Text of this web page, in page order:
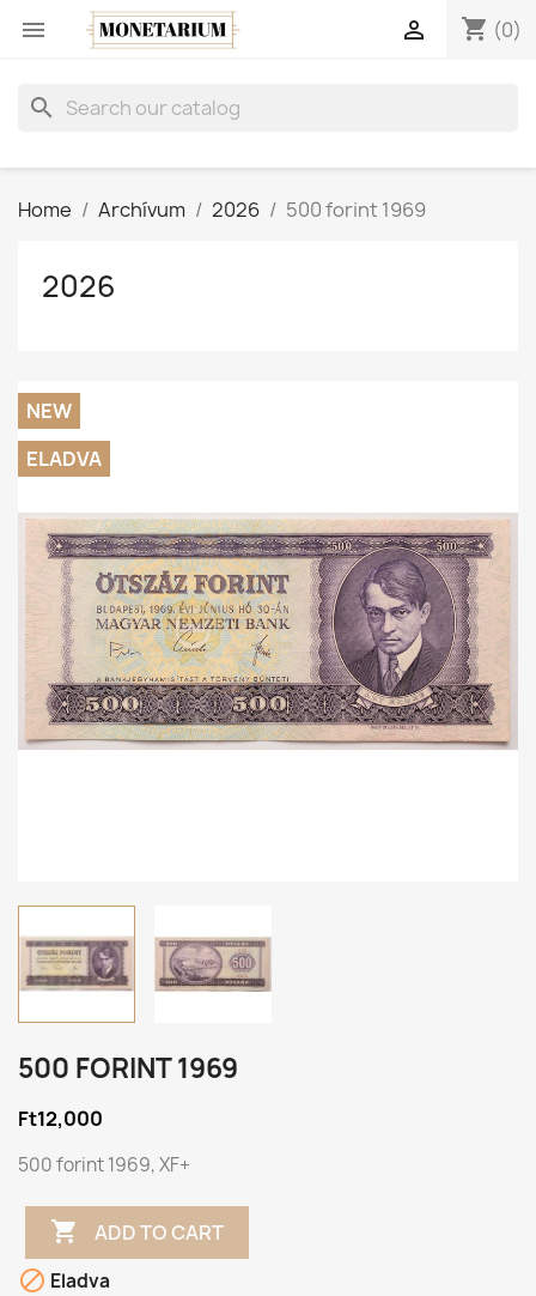
 shopping_cart (0)

search
Home Archívum 2026 500 forint 1969
2026
NEW
ELADVA
500 FORINT 1969
Ft12,000
500 forint 1969, XF+
 ADD TO CART
 Eladva